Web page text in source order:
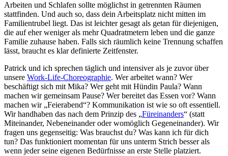
Arbeiten und Schlafen sollte möglichst in getrennten Räumen
stattfinden. Und auch so, dass dein Arbeitsplatz nicht mitten im
Familientrubel liegt. Das ist leichter gesagt als getan für diejenigen,
die auf eher weniger als mehr Quadratmetern leben und die ganze
Familie zuhause haben. Falls sich räumlich keine Trennung schaffen
lässt, braucht es klar definierte Zeitfenster.
Patrick und ich sprechen täglich und intensiver als je zuvor über
unsere Work-Life-Choreographie. Wer arbeitet wann? Wer
beschäftigt sich mit Mika? Wer geht mit Hündin Paula? Wann
machen wir gemeinsam Pause? Wer bereitet das Essen vor? Wann
machen wir „Feierabend“? Kommunikation ist wie so oft essentiell.
Wir handhaben das nach dem Prinzip des „Füreinanders“ (statt
Miteinander, Nebeneinander oder womöglich Gegeneinander). Wir
fragen uns gegenseitig: Was brauchst du? Was kann ich für dich
tun? Das funktioniert momentan für uns unterm Strich besser als
wenn jeder seine eigenen Bedürfnisse an erste Stelle platziert.